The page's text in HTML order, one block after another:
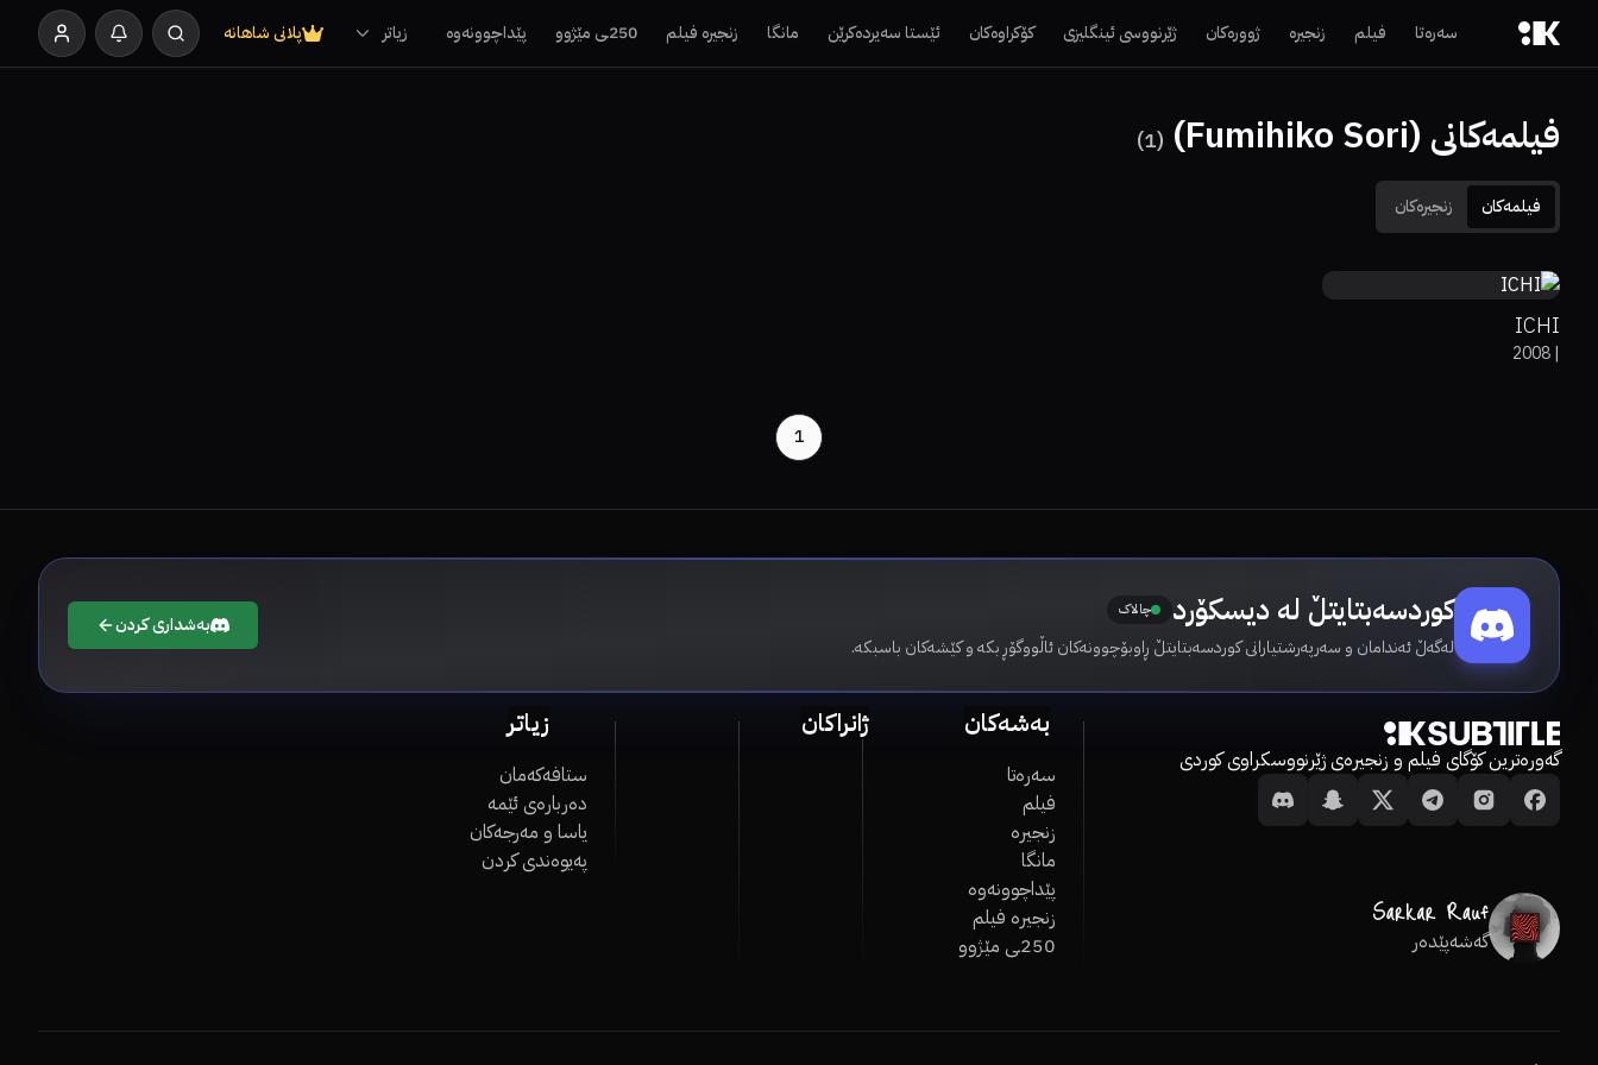
سەرەتا فیلم زنجیرە ژوورەکان ژێرنووسی ئینگلیزی کۆکراوەکان ئێستا سەیردەکرێن مانگا زنجیرە فیلم 250ـی مێژوو پێداچوونەوە زیاتر پلانی شاهانە
فیلمەکانی (Fumihiko Sori) (
1
)
فیلمەکان زنجیرەکان 6.5
78%
0%
ICHI
|
2008
1
کوردسەبتایتڵ لە دیسکۆرد چالاک
لەگەڵ ئەندامان و سەرپەرشتیارانی کوردسەبتایتڵ ڕاوبۆچوونەکان ئاڵووگۆڕ بکە و کێشەکان باسبکە.
بەشداری کردن
گەورەترین کۆگای فیلم و زنجیرەی ژێرنووسکراوی کوردی
گەشەپێدەر
بەشەکان
سەرەتا
فیلم
زنجیرە
مانگا
پێداچوونەوە
زنجیرە فیلم
250ـی مێژوو
ژانراکان زیاتر
ستافەکەمان
دەربارەی ئێمە
یاسا و مەرجەکان
پەیوەندی کردن